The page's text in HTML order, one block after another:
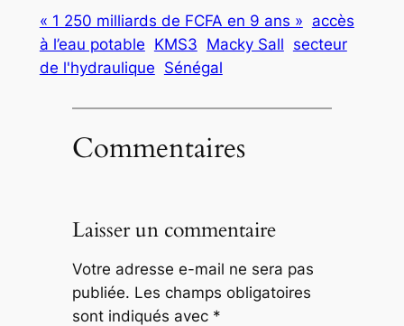
« 1 250 milliards de FCFA en 9 ans » accès
à l’eau potable KMS3 Macky Sall secteur
de l'hydraulique Sénégal
Commentaires
Laisser un commentaire
Votre adresse e-mail ne sera pas
publiée. Les champs obligatoires
sont indiqués avec *